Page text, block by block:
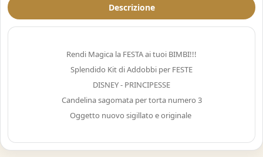
Descrizione
Rendi Magica la FESTA ai tuoi BIMBI!!!
Splendido Kit di Addobbi per FESTE
DISNEY - PRINCIPESSE
Candelina sagomata per torta numero 3
Oggetto nuovo sigillato e originale